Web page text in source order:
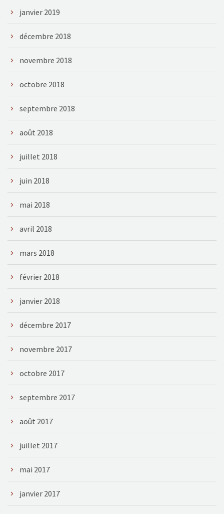
janvier 2019
décembre 2018
novembre 2018
octobre 2018
septembre 2018
août 2018
juillet 2018
juin 2018
mai 2018
avril 2018
mars 2018
février 2018
janvier 2018
décembre 2017
novembre 2017
octobre 2017
septembre 2017
août 2017
juillet 2017
mai 2017
janvier 2017